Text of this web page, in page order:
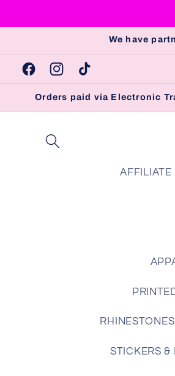
au
We have
FacebookInstagram
TikTok
Orders paid via Electronic
AFFILIATE
STICKERS &